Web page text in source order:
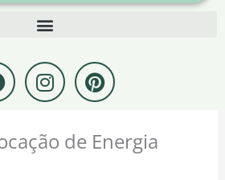
I
n
s
t
a
P
i
n
t
e
de Energia